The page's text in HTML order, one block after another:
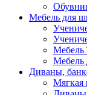
Мебель для
Мебель
Мебель
Диваны,
Мягкая